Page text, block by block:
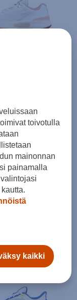
toivotulla
mainonnan
painamalla
kaikki